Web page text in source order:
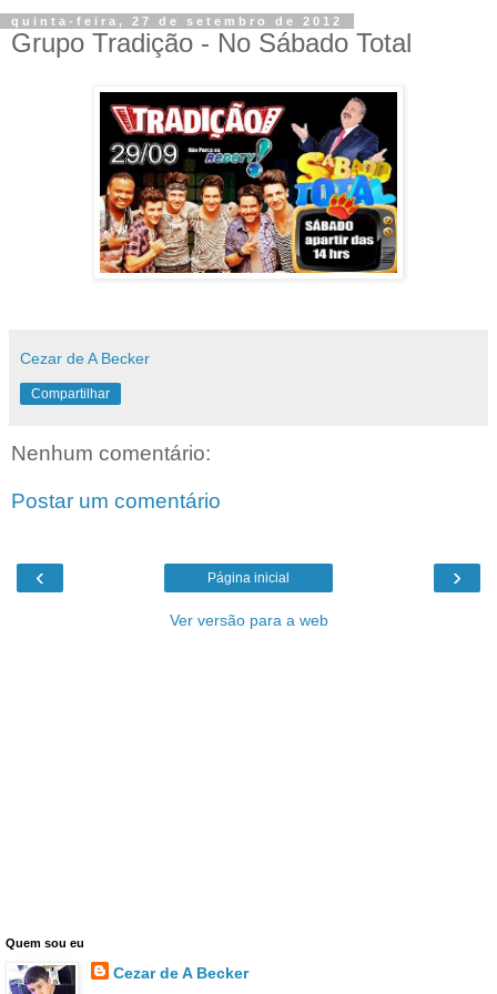
quinta-feira, 27 de setembro de 2012
Grupo Tradição - No Sábado Total
Cezar de A Becker
Compartilhar
Nenhum comentário:
Postar um comentário
‹ ›
Página inicial
Ver versão para a web
Quem sou eu
Cezar de A Becker